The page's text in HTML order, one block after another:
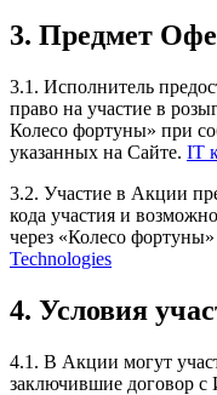
3. Предмет
3.1. Исполнитель
право на участие в
Колесо фортуны» при
указанных на Сайте. IT
3.2. Участие в Акции
кода участия и
через «Колесо
Technologies
4. Условия
4.1. В Акции могут
заключившие договор